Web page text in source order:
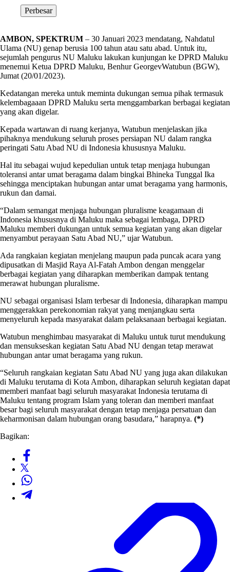
Perbesar
AMBON, SPEKTRUM – 30 Januari 2023 mendatang, Nahdatul
Ulama (NU) genap berusia 100 tahun atau satu abad. Untuk itu,
sejumlah pengurus NU Maluku lakukan kunjungan ke DPRD Maluku
menemui Ketua DPRD Maluku, Benhur GeorgevWatubun (BGW),
Jumat (20/01/2023).
Kedatangan mereka untuk meminta dukungan semua pihak termasuk
kelembagaaan DPRD Maluku serta menggambarkan berbagai kegiatan
yang akan digelar.
Kepada wartawan di ruang kerjanya, Watubun menjelaskan jika
pihaknya mendukung seluruh proses persiapan NU dalam rangka
peringati Satu Abad NU di Indonesia khususnya Maluku.
Hal itu sebagai wujud kepedulian untuk tetap menjaga hubungan
toleransi antar umat beragama dalam bingkai Bhineka Tunggal Ika
sehingga menciptakan hubungan antar umat beragama yang harmonis,
rukun dan damai.
“Dalam semangat menjaga hubungan pluralisme keagamaan di
Indonesia khususnya di Maluku maka sebagai lembaga, DPRD
Maluku memberi dukungan untuk semua kegiatan yang akan digelar
menyambut perayaan Satu Abad NU,” ujar Watubun.
Ada rangkaian kegiatan menjelang maupun pada puncak acara yang
dipusatkan di Masjid Raya Al-Fatah Ambon dengan menggelar
berbagai kegiatan yang diharapkan memberikan dampak tentang
merawat hubungan pluralisme.
NU sebagai organisasi Islam terbesar di Indonesia, diharapkan mampu
menggerakkan perekonomian rakyat yang menjangkau serta
menyeluruh kepada masyarakat dalam pelaksanaan berbagai kegiatan.
Watubun menghimbau masyarakat di Maluku untuk turut mendukung
dan mensukseskan kegiatan Satu Abad NU dengan tetap merawat
hubungan antar umat beragama yang rukun.
“Seluruh rangkaian kegiatan Satu Abad NU yang juga akan dilakukan
di Maluku terutama di Kota Ambon, diharapkan seluruh kegiatan dapat
memberi manfaat bagi seluruh masyarakat Indonesia terutama di
Maluku tentang program Islam yang toleran dan memberi manfaat
besar bagi seluruh masyarakat dengan tetap menjaga persatuan dan
keharmonisan dalam hubungan orang basudara,” harapnya. (*)
Bagikan: